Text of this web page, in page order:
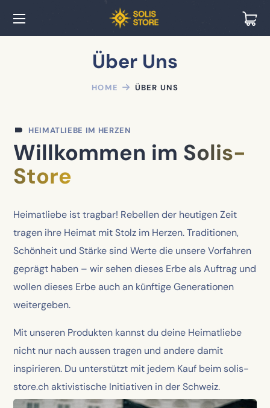
Über Uns
HOME ÜBER UNS
HEIMATLIEBE IM HERZEN
Willkommen im Solis-
Store
Heimatliebe ist tragbar! Rebellen der heutigen Zeit
tragen ihre Heimat mit Stolz im Herzen. Traditionen,
Schönheit und Stärke sind Werte die unsere Vorfahren
geprägt haben – wir sehen dieses Erbe als Auftrag und
wollen dieses Erbe auch an künftige Generationen
weitergeben.
Mit unseren Produkten kannst du deine Heimatliebe
nicht nur nach aussen tragen und andere damit
inspirieren. Du unterstützt mit jedem Kauf beim solis-
store.ch aktivistische Initiativen in der Schweiz.